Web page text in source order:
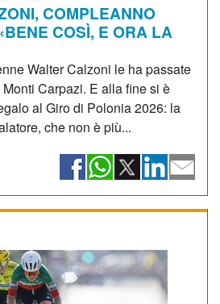
COMPLEANNO
COSÌ, E ORA LA
Walter Calzoni le ha passate
Carpazi. E alla fine si è
al Giro di Polonia 2026: la
che non è più...